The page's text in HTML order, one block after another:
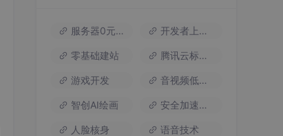
服务器0元试用 开发者上云包
零基础建站 腾讯云标杆案例
游戏开发 音视频低代码
智创AI绘画 安全加速流量
人脸核身 语音技术